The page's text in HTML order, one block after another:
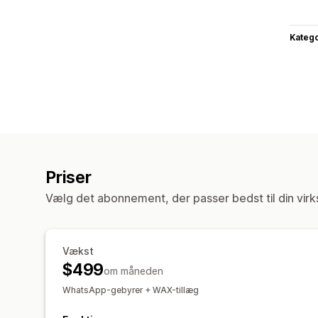
Priser
Vælg det abonnement, der passer bedst til din
Vækst
$499om måneden
WhatsApp-gebyrer + WAX-tillæg